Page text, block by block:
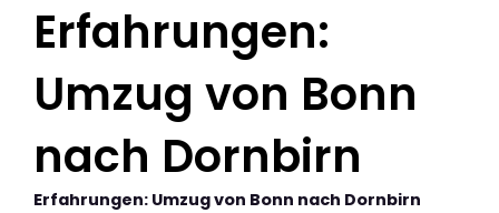
Erfahrungen:
Umzug von Bonn
nach Dornbirn
Erfahrungen: Umzug von Bonn nach Dornbirn